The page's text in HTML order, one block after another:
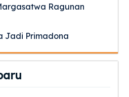
Ragunan
Jadi Primadona